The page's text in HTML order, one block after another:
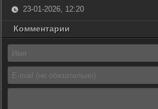
23-01-2026, 12:20
Комментарии